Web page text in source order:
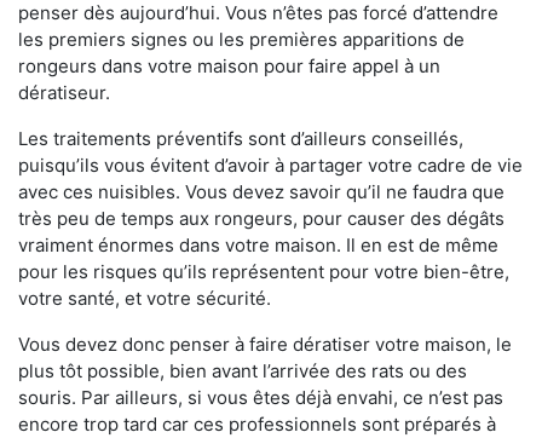
penser dès aujourd’hui. Vous n’êtes pas forcé d’attendre
les premiers signes ou les premières apparitions de
rongeurs dans votre maison pour faire appel à un
dératiseur.
Les traitements préventifs sont d’ailleurs conseillés,
puisqu’ils vous évitent d’avoir à partager votre cadre de vie
avec ces nuisibles. Vous devez savoir qu’il ne faudra que
très peu de temps aux rongeurs, pour causer des dégâts
vraiment énormes dans votre maison. Il en est de même
pour les risques qu’ils représentent pour votre bien-être,
votre santé, et votre sécurité.
Vous devez donc penser à faire dératiser votre maison, le
plus tôt possible, bien avant l’arrivée des rats ou des
souris. Par ailleurs, si vous êtes déjà envahi, ce n’est pas
encore trop tard car ces professionnels sont préparés à